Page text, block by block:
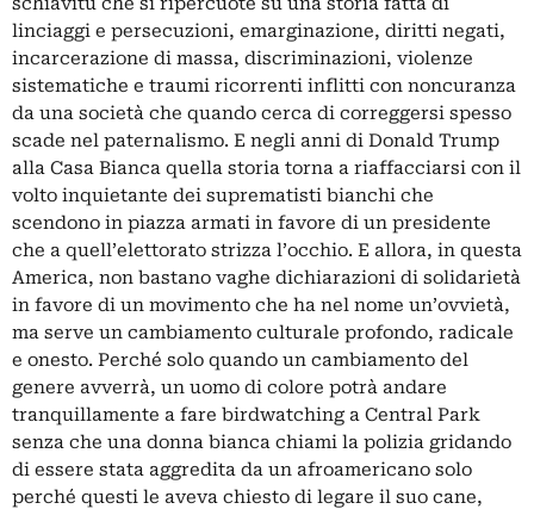
linciaggi e persecuzioni, emarginazione, diritti negati,
incarcerazione di massa, discriminazioni, violenze
sistematiche e traumi ricorrenti inflitti con noncuranza
da una società che quando cerca di correggersi spesso
scade nel paternalismo. E negli anni di Donald Trump
alla Casa Bianca quella storia torna a riaffacciarsi con il
volto inquietante dei suprematisti bianchi che
scendono in piazza armati in favore di un presidente
che a quell’elettorato strizza l’occhio. E allora, in questa
America, non bastano vaghe dichiarazioni di solidarietà
in favore di un movimento che ha nel nome un’ovvietà,
ma serve un cambiamento culturale profondo, radicale
e onesto. Perché solo quando un cambiamento del
genere avverrà, un uomo di colore potrà andare
tranquillamente a fare birdwatching a Central Park
senza che una donna bianca chiami la polizia gridando
di essere stata aggredita da un afroamericano solo
perché questi le aveva chiesto di legare il suo cane,